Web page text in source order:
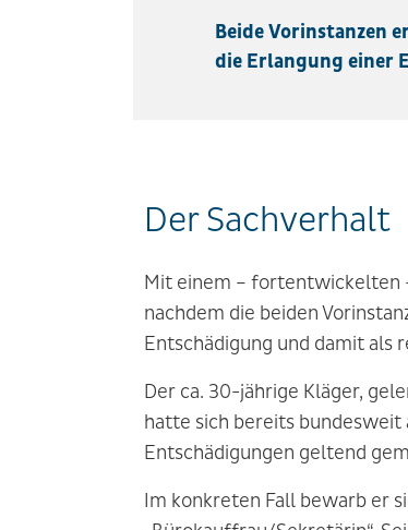
Beide Vorinstanzen
die Erlangung einer
Der Sachverhalt
Mit einem – fortentwickelten
nachdem die beiden
Entschädigung und damit als
Der ca. 30-jährige Kläger,
hatte sich bereits
Entschädigungen geltend
Im konkreten Fall bewarb er